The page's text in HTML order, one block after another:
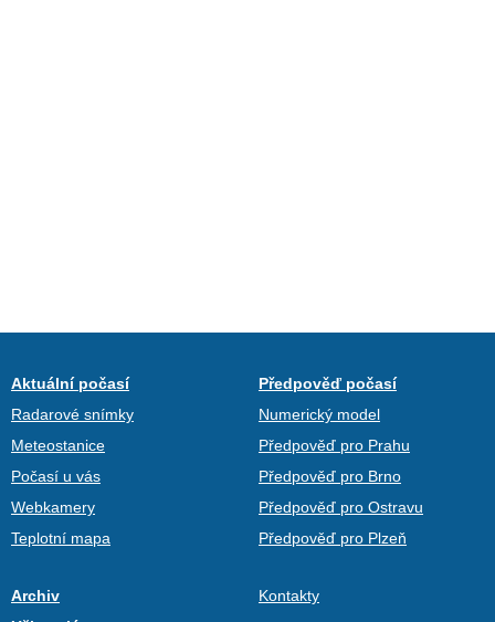
Aktuální počasí
Radarové snímky
Meteostanice
Počasí u vás
Webkamery
Teplotní mapa
Předpověď počasí
Numerický model
Předpověď pro Prahu
Předpověď pro Brno
Předpověď pro Ostravu
Předpověď pro Plzeň
Archiv
Kontakty